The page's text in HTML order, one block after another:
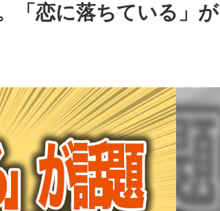
「恋に落ちている」が